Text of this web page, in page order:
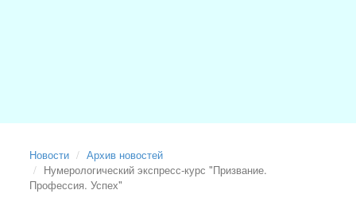
Новости
Архив новостей
Нумерологический экспресс-курс "Призвание.
Профессия. Успех"